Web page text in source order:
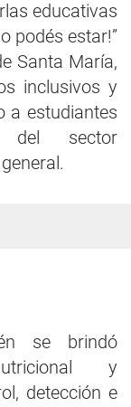
educativas
podés estar!”
Santa María,
inclusivos y
a estudiantes
del sector
se brindó
y
detección e